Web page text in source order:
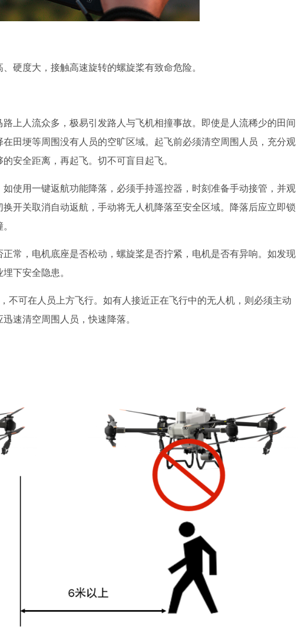
硬度大，接触高速旋转的螺旋桨有致命危险。
上人流众多，极易引发路人与飞机相撞事故。即使是人流稀少的田间
田埂等周围没有人员的空旷区域。起飞前必须清空周围人员，充分观
安全距离，再起飞。切不可盲目起飞。
使用一键返航功能降落，必须手持遥控器，时刻准备手动接管，并观
开关取消自动返航，手动将无人机降落至安全区域。降落后应立即锁
常，电机底座是否松动，螺旋桨是否拧紧，电机是否有异响。如发现
下安全隐患。
不可在人员上方飞行。如有人接近正在飞行中的无人机，则必须主动
速清空周围人员，快速降落。